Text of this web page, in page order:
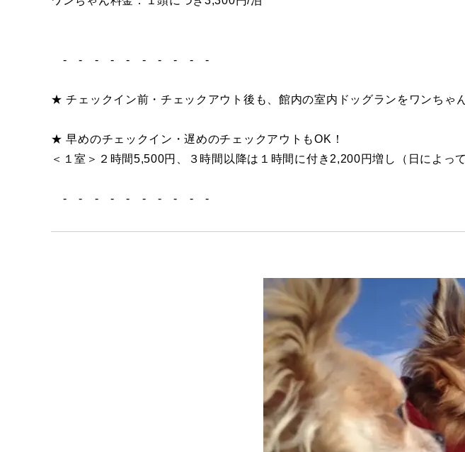
- - - - - - - - - -
​★ チェックイン前・チェックアウト後も、館内の室内ドッグランをワンちゃ
​★ 早めのチェックイン・遅めのチェックアウトもOK！
＜１室＞２時間5,500円、３時間以降は１時間に付き2,200円増し（日によっ
- - - - - - - - - -